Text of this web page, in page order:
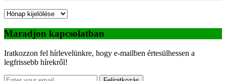
Archívum
Maradjon kapcsolatban
Iratkozzon fel hírlevelünkre, hogy e-mailben értesülhessen a
legfrissebb hírekről!